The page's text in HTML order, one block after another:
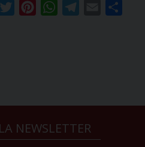
TwitterPinterestWhatsAppTelegram
Email
NEWSLETTER